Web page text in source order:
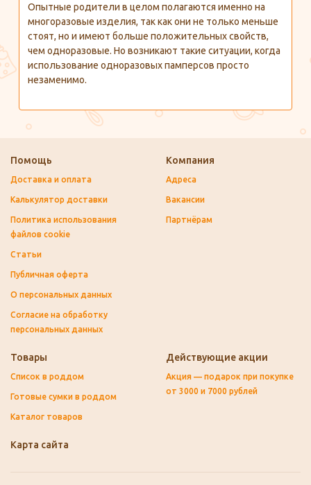
Опытные родители в целом полагаются именно на
многоразовые изделия, так как они не только меньше
стоят, но и имеют больше положительных свойств,
чем одноразовые. Но возникают такие ситуации, когда
использование одноразовых памперсов просто
незаменимо.
Помощь
Доставка и оплата
Калькулятор доставки
Политика использования
файлов cookie
Статьи
Публичная оферта
О персональных данных
Согласие на обработку
персональных данных
Компания
Адреса
Вакансии
Партнёрам
Товары
Список в роддом
Готовые сумки в роддом
Каталог товаров
Действующие акции
Акция — подарок при покупке
от 3000 и 7000 рублей
Карта сайта